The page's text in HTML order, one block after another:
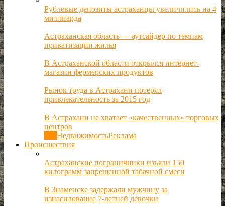
Рублевые депозиты астраханцы увеличились на 4
миллиарда
Астраханская область — аутсайдер по темпам
приватизации жилья
В Астраханской области открылся интернет-
магазин фермерских продуктов
Рынок труда в Астрахани потерял
привлекательность за 2015 год
В Астрахани не хватает «качественных» торговых
центров
НедвижимостьРеклама
Происшествия
Астраханские пограничники изъяли 150
килограмм запрещенной табачной смеси
В Знаменске задержали мужчину за
изнасилование 7-летней девочки